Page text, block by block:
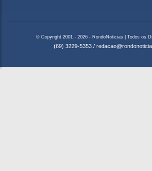
© Copyright 2001 - 2026 - RondoNoticias | Todos os
(69) 3229-5353 /